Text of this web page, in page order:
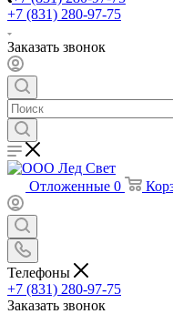
+7 (831) 280-97-75
Заказать звонок
Отложенные 0
Телефоны
+7 (831) 280-97-75
Заказать звонок